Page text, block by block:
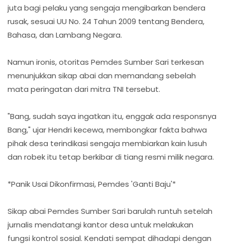
juta bagi pelaku yang sengaja mengibarkan bendera
rusak, sesuai UU No. 24 Tahun 2009 tentang Bendera,
Bahasa, dan Lambang Negara.
​Namun ironis, otoritas Pemdes Sumber Sari terkesan
menunjukkan sikap abai dan memandang sebelah
mata peringatan dari mitra TNI tersebut.
​"Bang, sudah saya ingatkan itu, enggak ada responsnya
Bang," ujar Hendri kecewa, membongkar fakta bahwa
pihak desa terindikasi sengaja membiarkan kain lusuh
dan robek itu tetap berkibar di tiang resmi milik negara.
*​Panik Usai Dikonfirmasi, Pemdes 'Ganti Baju'*
​Sikap abai Pemdes Sumber Sari barulah runtuh setelah
jurnalis mendatangi kantor desa untuk melakukan
fungsi kontrol sosial. Kendati sempat dihadapi dengan